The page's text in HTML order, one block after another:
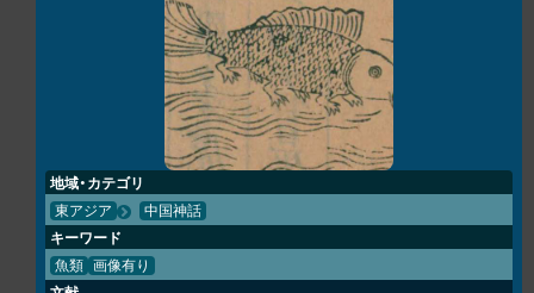
地域・カテゴリ
東アジア 中国神話
キーワード
魚類 画像有り